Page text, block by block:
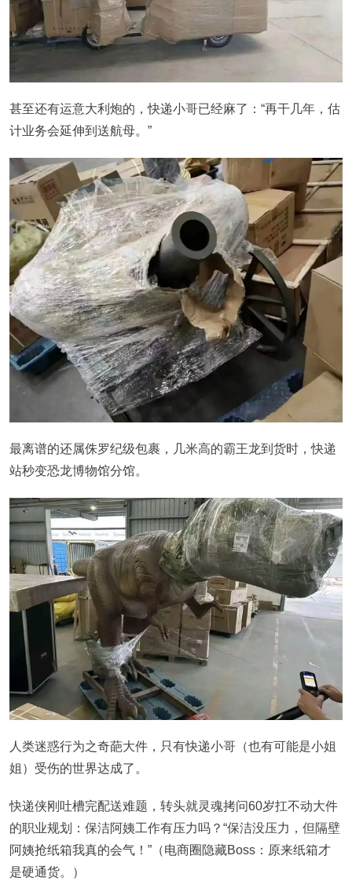
甚至还有运意大利炮的，快递小哥已经麻了：“再干几年，估
计业务会延伸到送航母。”
最离谱的还属侏罗纪级包裹，几米高的霸王龙到货时，快递
站秒变恐龙博物馆分馆。
人类迷惑行为之奇葩大件，只有快递小哥（也有可能是小姐
姐）受伤的世界达成了。
快递侠刚吐槽完配送难题，转头就灵魂拷问60岁扛不动大件
的职业规划：保洁阿姨工作有压力吗？“保洁没压力，但隔壁
阿姨抢纸箱我真的会气！”（电商圈隐藏Boss：原来纸箱才
是硬通货。）